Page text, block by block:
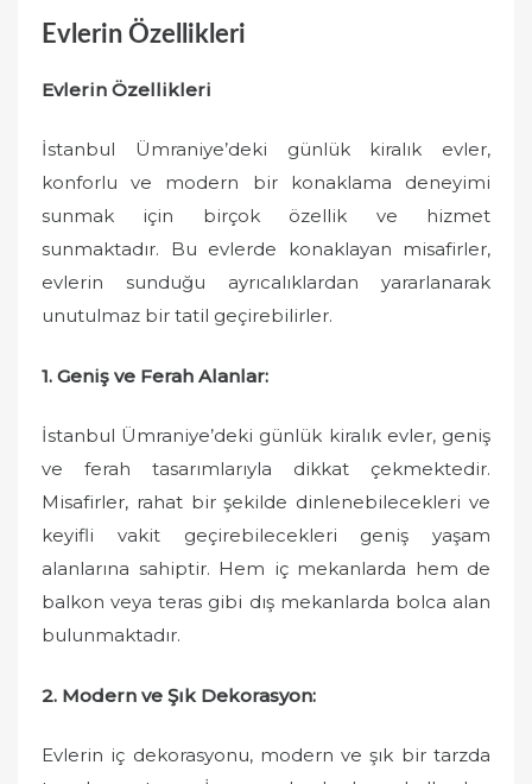
Evlerin Özellikleri
Evlerin Özellikleri
İstanbul Ümraniye’deki günlük kiralık evler,
konforlu ve modern bir konaklama deneyimi
sunmak için birçok özellik ve hizmet
sunmaktadır. Bu evlerde konaklayan misafirler,
evlerin sunduğu ayrıcalıklardan yararlanarak
unutulmaz bir tatil geçirebilirler.
1. Geniş ve Ferah Alanlar:
İstanbul Ümraniye’deki günlük kiralık evler, geniş
ve ferah tasarımlarıyla dikkat çekmektedir.
Misafirler, rahat bir şekilde dinlenebilecekleri ve
keyifli vakit geçirebilecekleri geniş yaşam
alanlarına sahiptir. Hem iç mekanlarda hem de
balkon veya teras gibi dış mekanlarda bolca alan
bulunmaktadır.
2. Modern ve Şık Dekorasyon:
Evlerin iç dekorasyonu, modern ve şık bir tarzda